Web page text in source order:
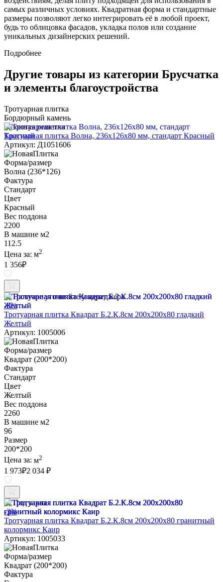
самых различных условиях. Квадратная форма и стандартные
размеры позволяют легко интегрировать её в любой проект,
будь то облицовка фасадов, укладка полов или создание
уникальных дизайнерских решений.
Подробнее
Другие товары из категории Брусчатка
и элементы благоустройства
Тротуарная плитка
Бордюрный камень
Газонная решетка
Тротуарная плитка Волна, 236х126х80 мм, стандарт Красный
Артикул: Д1051606
Форма/размер
Волна (236*126)
Фактура
Стандарт
Цвет
Красный
Вес поддона
2200
В машине м2
112.5
Цена за: м2
1 356₽
Наличие уточняйте у менеджера
-3%
Тротуарная плитка Квадрат Б.2.К.8см 200х200х80 гладкий
Желтый
Артикул: 1005006
Форма/размер
Квадрат (200*200)
Фактура
Стандарт
Цвет
Желтый
Вес поддона
2260
В машине м2
96
Размер
200*200
Цена за: м2
1 973₽2 034 ₽
Под заказ
-3%
Тротуарная плитка Квадрат Б.2.К.8см 200х200х80 гранитный
колормикс Каир
Артикул: 1005033
Форма/размер
Квадрат (200*200)
Фактура